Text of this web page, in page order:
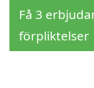
Få 3
förpliktelser